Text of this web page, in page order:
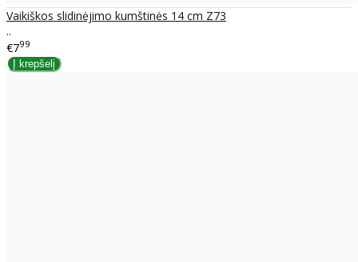
Vaikiškos slidinėjimo kumštinės 14 cm Z73
..
€799